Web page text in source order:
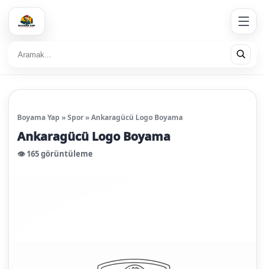
Boyama Yap »Spor»Ankaragücü Logo Boyama
Ankaragücü Logo Boyama
👁️ 165 görüntüleme